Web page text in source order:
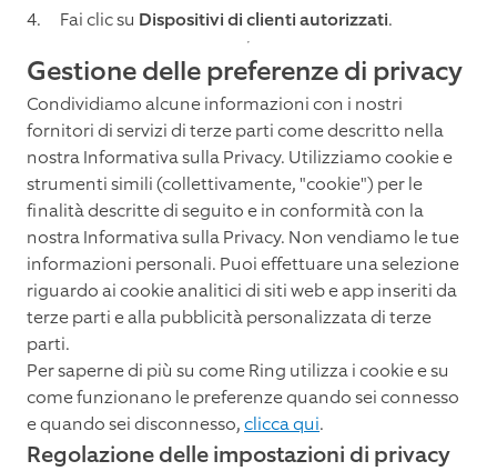
Fai clic su Dispositivi di clienti autorizzati.
Gestione delle preferenze di privacy
Condividiamo alcune informazioni con i nostri
fornitori di servizi di terze parti come descritto nella
nostra Informativa sulla Privacy. Utilizziamo cookie e
strumenti simili (collettivamente, "cookie") per le
finalità descritte di seguito e in conformità con la
nostra Informativa sulla Privacy. Non vendiamo le tue
informazioni personali. Puoi effettuare una selezione
riguardo ai cookie analitici di siti web e app inseriti da
terze parti e alla pubblicità personalizzata di terze
parti.
Per saperne di più su come Ring utilizza i cookie e su
come funzionano le preferenze quando sei connesso
e quando sei disconnesso,clicca qui.
Regolazione delle impostazioni di privacy